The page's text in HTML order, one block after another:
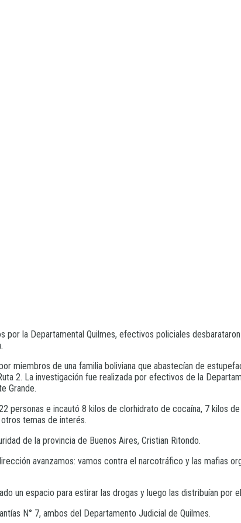
por la Departamental Quilmes, efectivos policiales
miembros de una familia boliviana que abastecían de
2. La investigación fue realizada por efectivos de la
Grande.
personas e incautó 8 kilos de clorhidrato de cocaína, 7 kilos
temas de interés.
de la provincia de Buenos Aires, Cristian Ritondo.
avanzamos: vamos contra el narcotráfico y las mafias
un espacio para estirar las drogas y luego las distribuían
N° 7, ambos del Departamento Judicial de Quilmes.